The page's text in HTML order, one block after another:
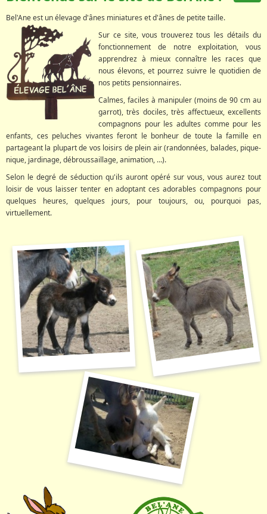
Bel'Ane est un élevage d'ânes miniatures et d'ânes de petite taille.
Sur ce site, vous trouverez tous les détails du
fonctionnement de notre exploitation, vous
apprendrez à mieux connaître les races que
nous élevons, et pourrez suivre le quotidien de
nos petits pensionnaires.
Calmes, faciles à manipuler (moins de 90 cm au
garrot), très dociles, très affectueux, excellents
compagnons pour les adultes comme pour les
enfants, ces peluches vivantes feront le bonheur de toute la famille en
partageant la plupart de vos loisirs de plein air (randonnées, balades, pique-
nique, jardinage, débroussaillage, animation, …).
Selon le degré de séduction qu'ils auront opéré sur vous, vous aurez tout
loisir de vous laisser tenter en adoptant ces adorables compagnons pour
quelques heures, quelques jours, pour toujours, ou, pourquoi pas,
virtuellement.